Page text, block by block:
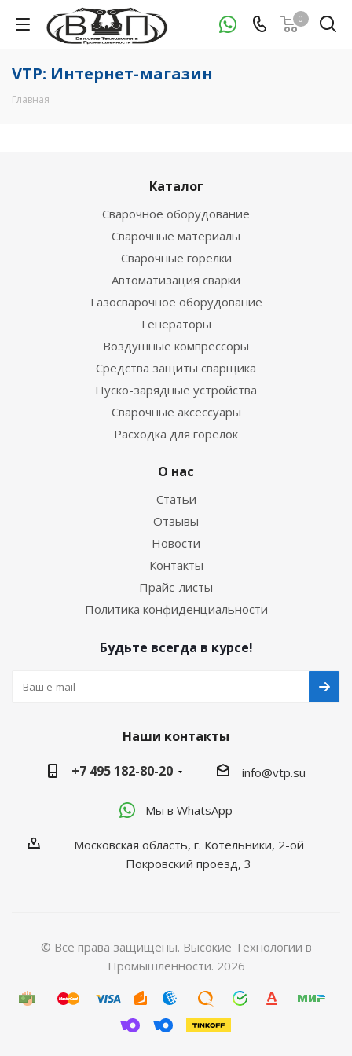
0
VTP: Интернет-магазин
Главная
Каталог
Сварочное оборудование
Сварочные материалы
Сварочные горелки
Автоматизация сварки
Газосварочное оборудование
Генераторы
Воздушные компрессоры
Средства защиты сварщика
Пуско-зарядные устройства
Сварочные аксессуары
Расходка для горелок
О нас
Статьи
Отзывы
Новости
Контакты
Прайс-листы
Политика конфиденциальности
Будьте всегда в курсе!
Наши контакты
+7 495 182-80-20
info@vtp.su
Мы в WhatsApp
Московская область, г. Котельники, 2-ой
Покровский проезд, 3
© Все права защищены. Высокие Технологии в
Промышленности. 2026